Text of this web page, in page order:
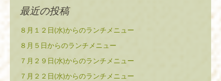
最近の投稿
８月１２日(水)からのランチメニュー
８月５日からのランチメニュー
７月２９日(水)からのランチメニュー
７月２２日(水)からのランチメニュー